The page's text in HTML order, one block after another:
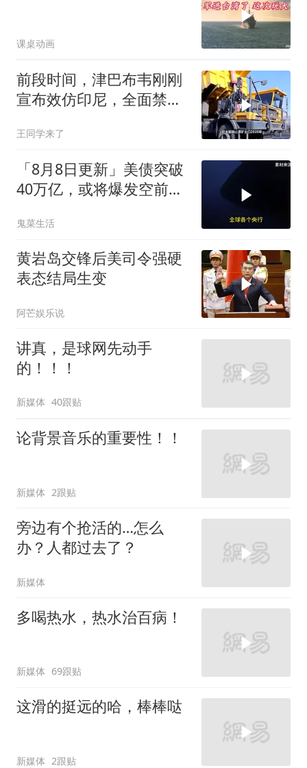
课桌动画
前段时间，津巴布韦刚刚
宣布效仿印尼，全面禁止
王同学来了
「8月8日更新」美债突破
40万亿，或将爆发空前金
鬼菜生活
黄岩岛交锋后美司令强硬
表态结局生变
阿芒娱乐说
讲真，是球网先动手
的！！！
新媒体 40跟贴
论背景音乐的重要性！！
新媒体 2跟贴
旁边有个抢活的…怎么
办？人都过去了？
新媒体
多喝热水，热水治百病！
新媒体 69跟贴
这滑的挺远的哈，棒棒哒
新媒体 2跟贴